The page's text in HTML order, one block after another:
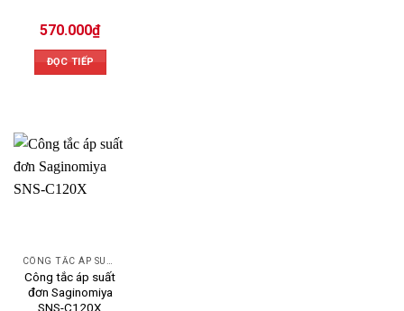
570.000₫
ĐỌC TIẾP
Công tắc áp suất
đơn Saginomiya
SNS-C120X